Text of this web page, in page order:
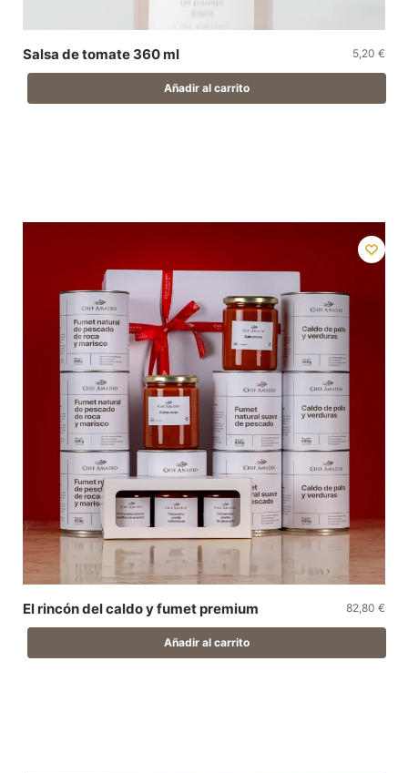
Salsa de tomate 360 ml 5,20 €
Añadir al carrito
El rincón del caldo y fumet premium 82,80 €
Añadir al carrito